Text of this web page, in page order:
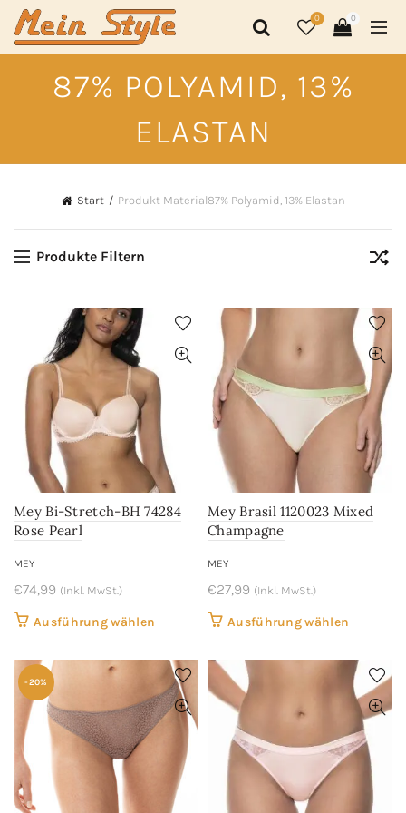
0 0
87% POLYAMID, 13%
ELASTAN
Start Produkt Material87% Polyamid, 13% Elastan
Produkte Filtern
Mey Bi-Stretch-BH 74284
Rose Pearl
MEY
€74,99 (Inkl. MwSt.)
Ausführung wählen
weist
mehrere
Varianten
Optionen
können
Mey Brasil 1120023 Mixed
Champagne
MEY
€27,99 (Inkl. MwSt.)
Ausführung wählen
weist
mehrere
auf.
Die
können
-20%